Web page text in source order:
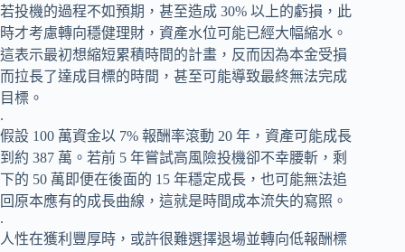
若投機的過程不如預期，甚至造成 30% 以上的虧損，此
時才考慮轉向穩健理財，資產水位可能已經大幅縮水。
這表示最初想縮短累積時間的計畫，反而因為本金受損
而拉長了達成目標的時間，甚至可能導致最終無法完成
目標。
.
假設 100 萬資金以 7% 報酬率滾動 20 年，資產可能成長
到約 387 萬。若前 5 年嘗試高風險投機卻不幸腰斬，剩
下的 50 萬即便在後面的 15 年穩定成長，也可能無法追
回原本應有的成長曲線，這就是時間成本流失的寫照。
.
人性在獲利豐厚時，或許很難選擇退場並轉向低報酬標